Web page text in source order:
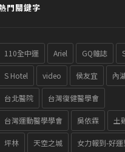
門關鍵字
110全中運 Ariel GQ雜誌
S Hotel video 侯友宜 內
台北醫院 台灣復健醫學會
台灣運動醫學學會 吳依霖 土
坪林 天空之城 女力報到-好運